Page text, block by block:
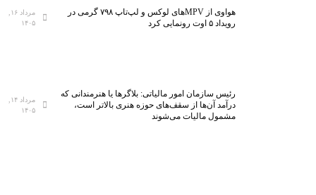
هواوی از MPVهای لوکس و لپ‌تاپ ۷۹۸ گرمی در
رویداد ۵ اوت رونمایی کرد
۱۴۰۵
رئیس سازمان امور مالیاتی: بلاگر‌ها یا هنرمندانی که
درآمد آن‌ها از سقف‌های حوزه هنری بالاتر است،
مشمول مالیات می‌شوند
۱۴۰۵